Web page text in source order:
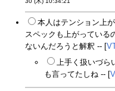
30 (木) 10:34:21
本人はテンション上
スペックも上がっている
ないんだろうと解釈 -- [
上手く扱いづら
も言ってたしね -- [